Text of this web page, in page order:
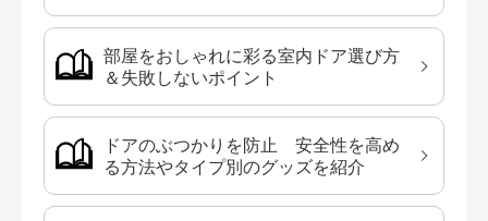
部屋をおしゃれに彩る室内ドア選び方
＆失敗しないポイント
ドアのぶつかりを防止 安全性を高め
る方法やタイプ別のグッズを紹介